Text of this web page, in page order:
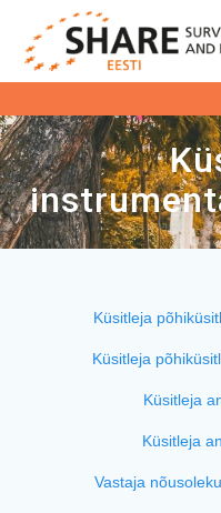
Küsitleja
Küsitleja
Küsitleja
Küsitleja
Vastaja